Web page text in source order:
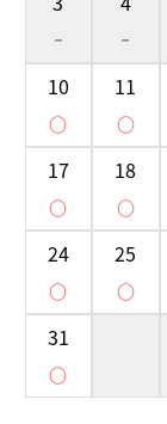
- -
10
○
11
○
17
○
18
○
24
○
25
○
31
○